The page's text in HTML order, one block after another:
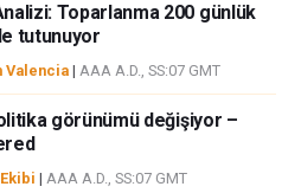
Toparlanma 200 günlük
tutunuyor
Valencia | AAA A.D., SS:07 GMT
görünümü değişiyor –
| AAA A.D., SS:07 GMT